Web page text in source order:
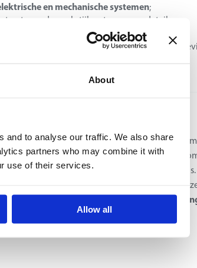
About
and to analyse our traffic. We also share
partners who may combine it with
use of their services.
Allow all
en mechanische systemen;
werkstijl met oog voor detail;
en vlotte samenwerking met collega’s;
vaardigheden binnen een technische
naam in de garagewereld. Een familiebedrijf
Als erkend dealer van meerdere
assortiment aan, inclusief
reparaties en carrosseriewerk.Voor
een